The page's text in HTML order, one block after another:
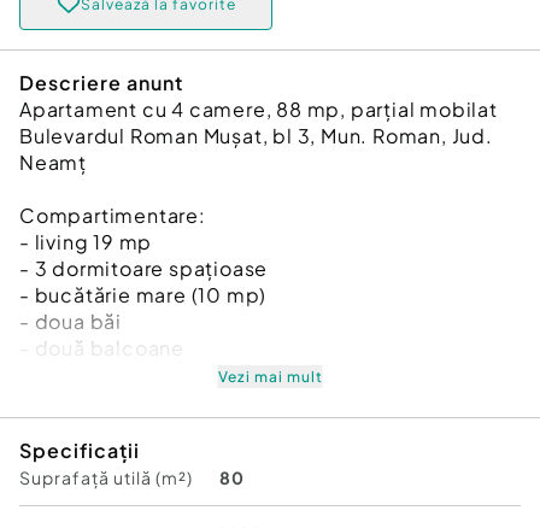
Salvează la favorite
Descriere anunt
Apartament cu 4 camere, 88 mp, parțial mobilat
Bulevardul Roman Mușat, bl 3, Mun. Roman, Jud.
Neamț
Compartimentare:
- living 19 mp
- 3 dormitoare spațioase
- bucătărie mare (10 mp)
- doua băi
- două balcoane
- centrală termică
- două aparate de aer conditionat
- mobilă de bucatărie cu electrocasnice
Vezi mai mult
Specificații
Suprafață utilă (m²) 80